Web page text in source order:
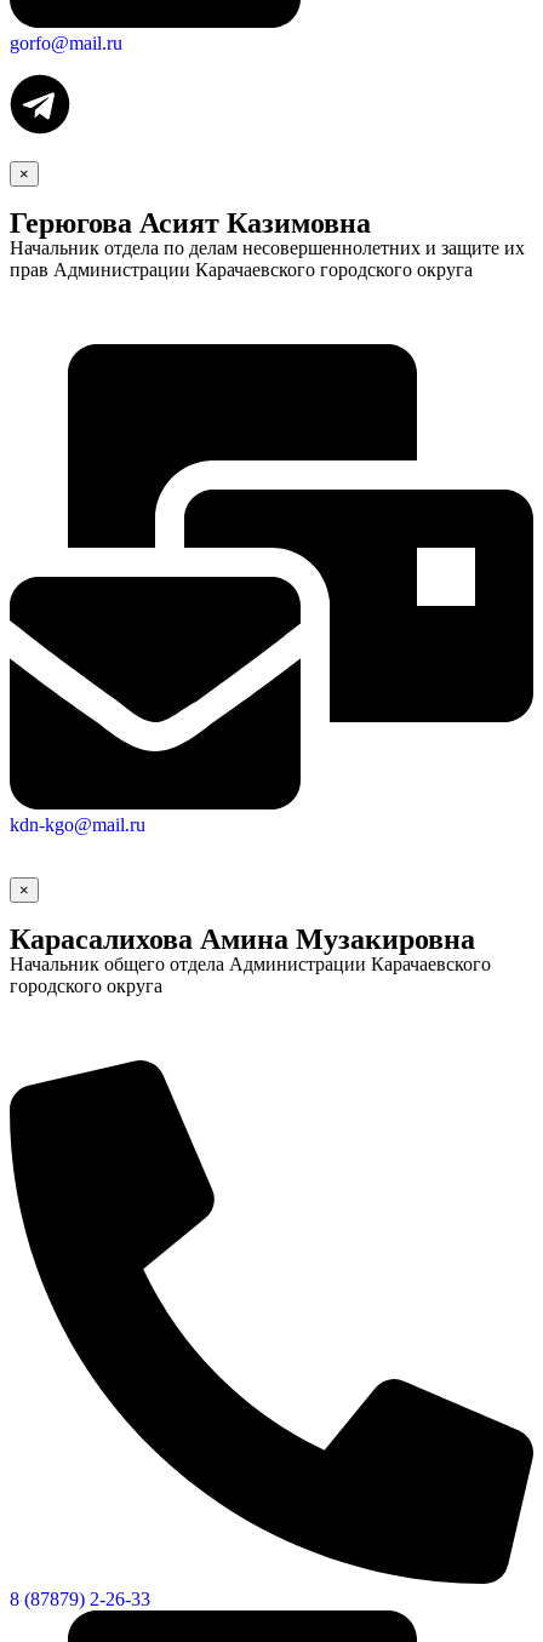
gorfo@mail.ru
×
Герюгова Асият Казимовна
Начальник отдела по делам несовершеннолетних и защите их
прав Администрации Карачаевского городского округа
kdn-kgo@mail.ru
×
Карасалихова Амина Музакировна
Начальник общего отдела Администрации Карачаевского
городского округа
8 (87879) 2-26-33